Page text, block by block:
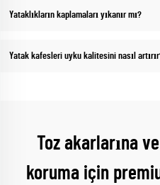
Yataklıkların kaplamaları yıkanır mı?
Yatak kafesleri uyku kalitesini nasıl
Toz akarlarına
koruma için